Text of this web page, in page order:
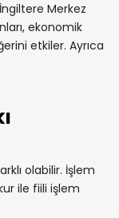
Merkez
ekonomik
etkiler. Ayrıca
olabilir. İşlem
ile fiili işlem